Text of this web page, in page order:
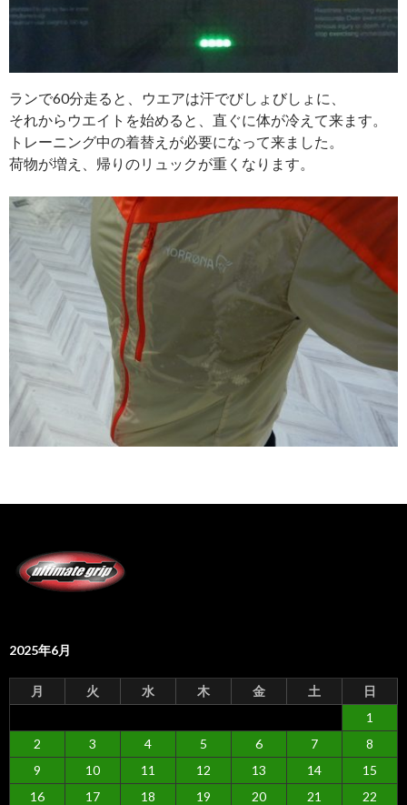
ランで60分走ると、ウエアは汗でびしょびしょに、
それからウエイトを始めると、直ぐに体が冷えて来ます。
トレーニング中の着替えが必要になって来ました。
荷物が増え、帰りのリュックが重くなります。
2025年6月
月 火 水 木 金 土 日
1
2
3 4 5 6 7
8
9
10 11 12 13 14
15
16
17 18 19 20 21
22